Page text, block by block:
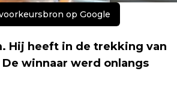
op Google
Hij heeft in de trekking van
winnaar werd onlangs